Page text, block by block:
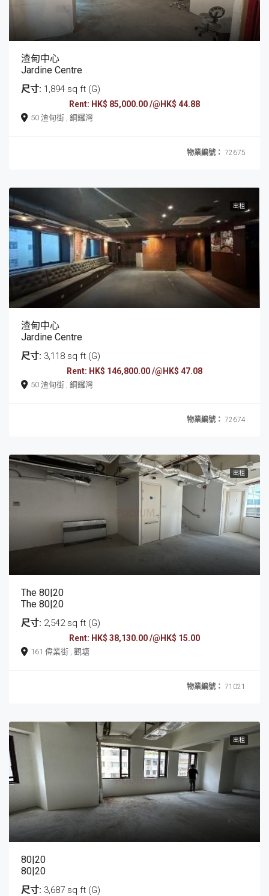
渣甸中心
Jardine Centre
尺寸: 1,894 sq ft (G)
Rent: HK$ 85,000.00 /@HK$ 44.88
50 渣甸街 , 銅鑼灣
物業編號： 72675
出租
渣甸中心
Jardine Centre
尺寸: 3,118 sq ft (G)
Rent: HK$ 146,800.00 /@HK$ 47.08
50 渣甸街 , 銅鑼灣
物業編號： 72674
出租
The 80|20
The 80|20
尺寸: 2,542 sq ft (G)
Rent: HK$ 38,130.00 /@HK$ 15.00
161 偉業街 , 觀塘
物業編號： 71021
出租
80|20
80|20
尺寸: 3,687 sq ft (G)